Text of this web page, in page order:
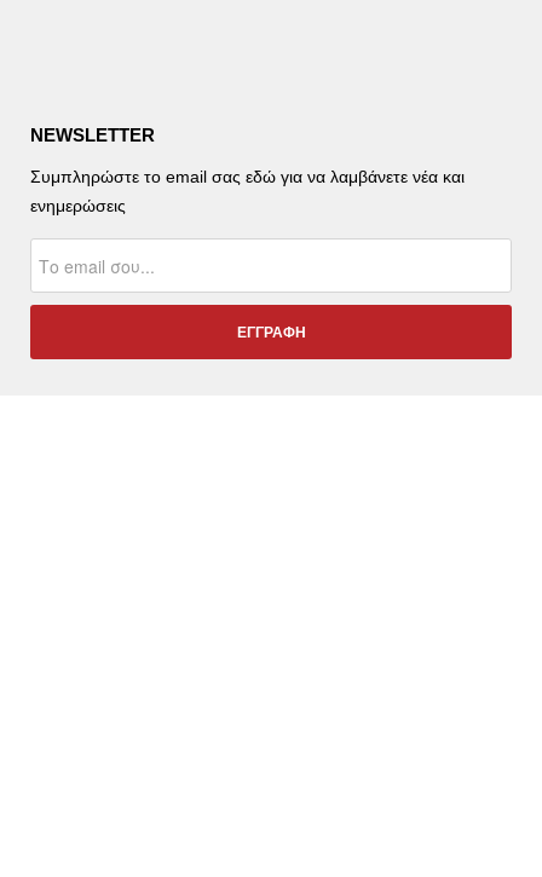
NEWSLETTER
Συμπληρώστε το email σας εδώ για να λαμβάνετε νέα και
ενημερώσεις